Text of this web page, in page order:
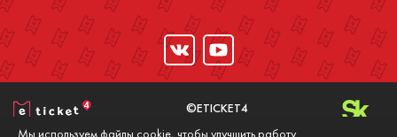
©ETICKET4
Мы используем файлы cookie, чтобы улучшить работу